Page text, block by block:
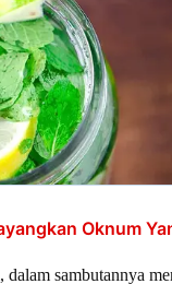
Oknum
sambutannya